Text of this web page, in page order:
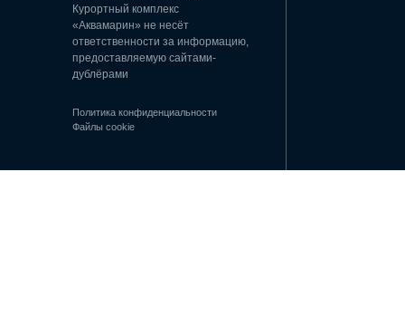
Курортный комплекс
«Аквамарин» не несёт
ответственности за информацию,
предоставляемую сайтами-
дублёрами
Политика конфиденциальности
Файлы cookie